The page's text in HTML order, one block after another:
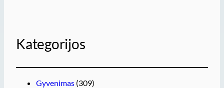
Kategorijos
Gyvenimas (309)